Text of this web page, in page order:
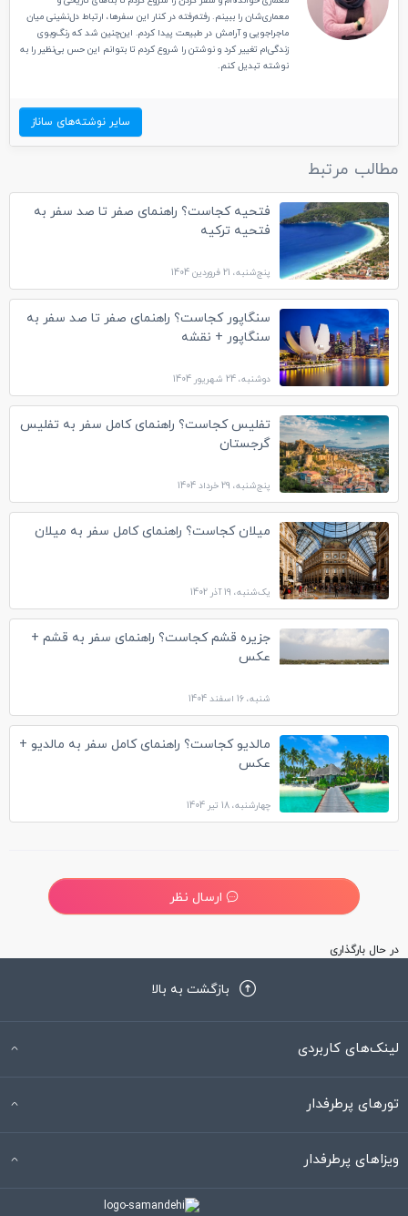
معماری‌شان را ببینم. رفته‌رفته در کنار این سفرها، ارتباط دل‌نشینی میان
ماجراجویی و آرامش در طبیعت پیدا کردم. این‌چنین شد که رنگ‌و‌بوی
زندگی‌ام تغییر کرد و نوشتن را شروع کردم تا بتوانم این حس بی‌نظیر را به‌
نوشته تبدیل کنم.
سایر نوشته‌های ساناز
مطالب مرتبط
فتحیه کجاست؟ راهنمای صفر تا صد سفر به
فتحیه ترکیه
پنج‌شنبه، 21 فروردین 1404
سنگاپور کجاست؟ راهنمای صفر تا صد سفر به
سنگاپور + نقشه
دوشنبه، 24 شهریور 1404
تفلیس کجاست؟ راهنمای کامل سفر به تفلیس
گرجستان
پنج‌شنبه، 29 خرداد 1404
میلان کجاست؟ راهنمای کامل سفر به میلان
یک‌شنبه، 19 آذر 1402
جزیره قشم کجاست؟ راهنمای سفر به قشم +
عکس
شنبه، 16 اسفند 1404
مالدیو کجاست؟ راهنمای کامل سفر به مالدیو +
عکس
چهارشنبه، 18 تیر 1404
نظری برای این خبر ثبت نشده است